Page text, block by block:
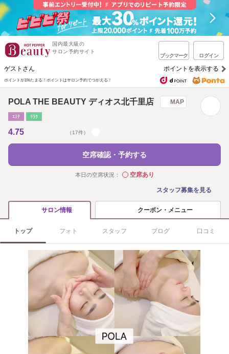
国内最大級の
サロン予約サイト
ブックマーク ログイン
ゲストさん ポイントを表示する
ポイントが1%たまる！ ポイントはサロン予約でつかえる！
POLA THE BEAUTY ディオス北千里店 MAP
ｴｽﾃ ﾘﾗｸ
4.75 （17件）
空席確認・予約する
本日の空席状況： ◯空席あり
スタッフ募集を見る
サロン情報 クーポン・メニュー
トップ フォト スタッフ ブログ 口コミ